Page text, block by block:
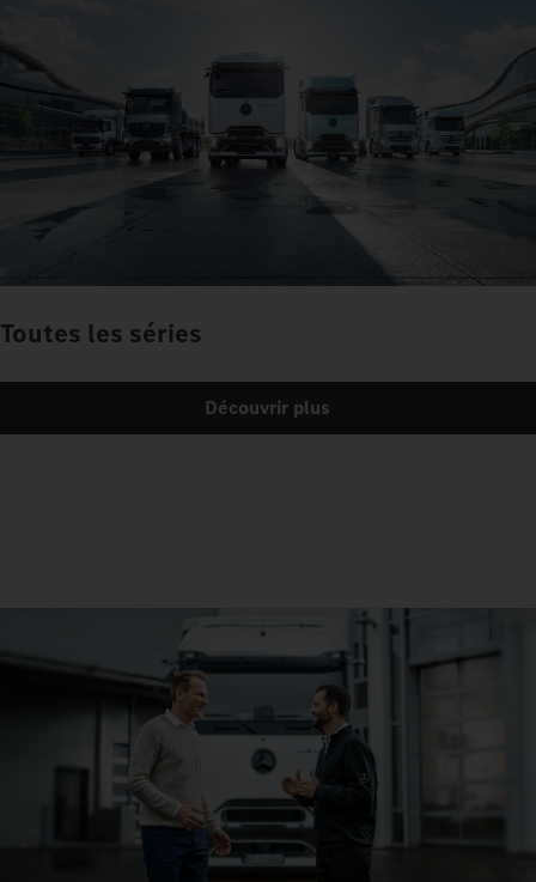
Toutes les séries
Découvrir plus